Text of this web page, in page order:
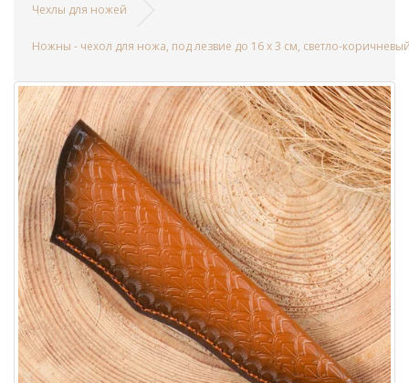
Чехлы для ножей
Ножны - чехол для ножа, под лезвие до 16 х 3 см, светло-